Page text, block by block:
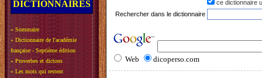
DICTIONNAIRES
» Sommaire
» Dictionnaire de l'académie
française - Septième édition
» Proverbes et dictons
» Les mots qui restent
ce dictionnaire
Rechercher dans le dictionnaire
Web dicoperso.com